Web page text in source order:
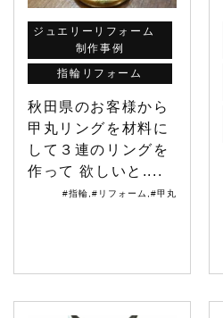
ジュエリーリフォーム
制作事例
指輪リフォーム
秋田県のお客様から
甲丸リングを材料に
して３連のリングを
作って 欲しいと....
#指輪 #リフォーム #甲丸